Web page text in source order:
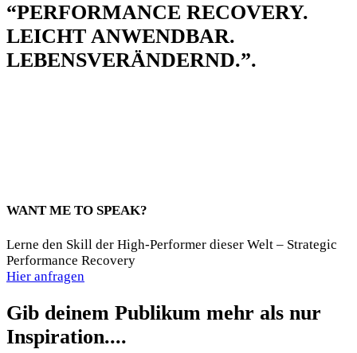
“PERFORMANCE RECOVERY.
LEICHT ANWENDBAR.
LEBENSVERÄNDERND.”.
WANT ME TO SPEAK?
Lerne den Skill der High-Performer dieser Welt – Strategic
Performance Recovery
Hier anfragen
Gib deinem Publikum mehr als nur
Inspiration....